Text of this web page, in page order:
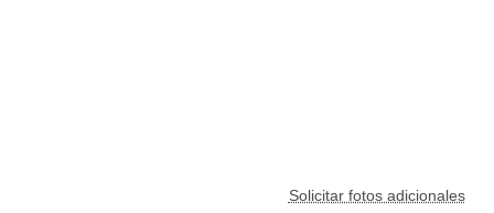
Solicitar fotos adicionales